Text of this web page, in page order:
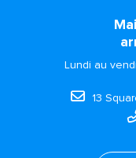
Lundi au
13